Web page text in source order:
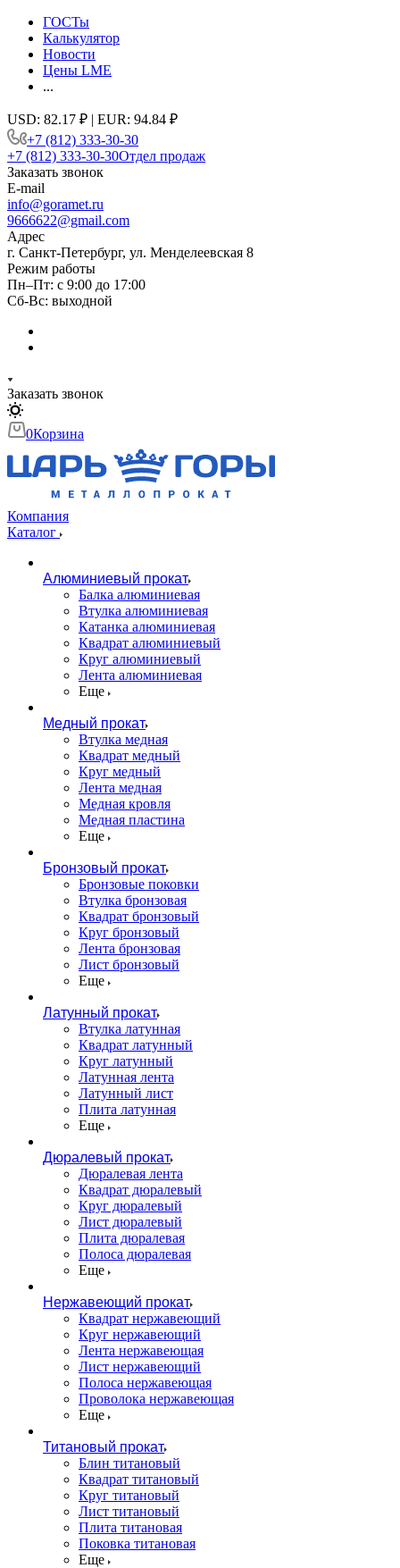
ГОСТы
Калькулятор
Новости
Цены LME
...
USD: 82.17 ₽ | EUR: 94.84 ₽
+7 (812) 333-30-30
+7 (812) 333-30-30Отдел продаж
Заказать звонок
E-mail
info@goramet.ru
9666622@gmail.com
Адрес
г. Санкт-Петербург, ул. Менделеевская 8
Режим работы
Пн–Пт: с 9:00 до 17:00
Сб-Вс: выходной
Заказать звонок
0Корзина
Компания
Каталог
Алюминиевый прокат
Балка алюминиевая
Втулка алюминиевая
Катанка алюминиевая
Квадрат алюминиевый
Круг алюминиевый
Лента алюминиевая
Еще
Медный прокат
Втулка медная
Квадрат медный
Круг медный
Лента медная
Медная кровля
Медная пластина
Еще
Бронзовый прокат
Бронзовые поковки
Втулка бронзовая
Квадрат бронзовый
Круг бронзовый
Лента бронзовая
Лист бронзовый
Еще
Латунный прокат
Втулка латунная
Квадрат латунный
Круг латунный
Латунная лента
Латунный лист
Плита латунная
Еще
Дюралевый прокат
Дюралевая лента
Квадрат дюралевый
Круг дюралевый
Лист дюралевый
Плита дюралевая
Полоса дюралевая
Еще
Нержавеющий прокат
Квадрат нержавеющий
Круг нержавеющий
Лента нержавеющая
Лист нержавеющий
Полоса нержавеющая
Проволока нержавеющая
Еще
Титановый прокат
Блин титановый
Квадрат титановый
Круг титановый
Лист титановый
Плита титановая
Поковка титановая
Еще